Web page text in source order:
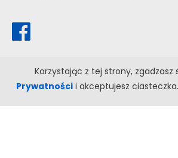
Korzystając z tej strony, zgadzasz
Prywatnościi akceptujesz ciasteczka.